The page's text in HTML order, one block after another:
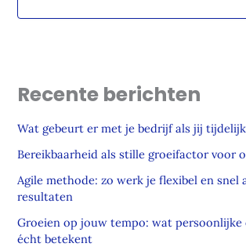
Recente berichten
Wat gebeurt er met je bedrijf als jij
Bereikbaarheid als stille groeifactor voor
Agile methode: zo werk je flexibel en snel
resultaten
Groeien op jouw tempo: wat
écht betekent